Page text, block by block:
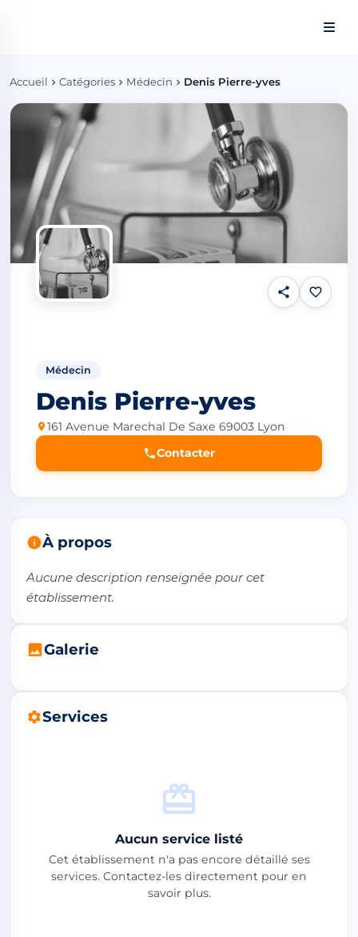
Accueil Catégories Médecin Denis Pierre-yves
Médecin
Denis Pierre-yves
161 Avenue Marechal De Saxe 69003 Lyon
Contacter
À propos
Aucune description renseignée pour cet
établissement.
Galerie
Services
Aucun service listé
Cet établissement n'a pas encore détaillé ses
services. Contactez-les directement pour en
savoir plus.